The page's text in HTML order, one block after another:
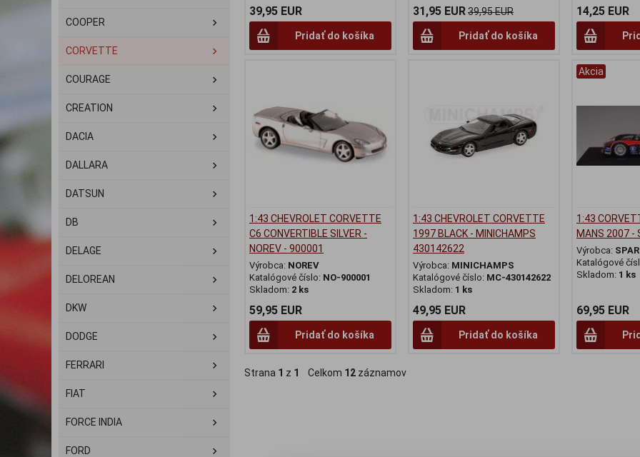
COOPER
CORVETTE
COURAGE
CREATION
DACIA
DALLARA
DATSUN
DB
DELAGE
DELOREAN
DKW
DODGE
FERRARI
FIAT
FORCE INDIA
FORD
39,95 EUR
Pridať do košíka
31,95 EUR39,95 EUR
Pridať do košíka
14,25 EUR
1:43 CHEVROLET CORVETTE
C6 CONVERTIBLE SILVER -
NOREV - 900001
Výrobca: NOREV
Katalógové číslo: NO-900001
Skladom: 2 ks
59,95 EUR
Pridať do košíka
1:43 CHEVROLET CORVETTE
1997 BLACK - MINICHAMPS
430142622
Výrobca: MINICHAMPS
Katalógové číslo: MC-430142622
Skladom: 1 ks
49,95 EUR
Pridať do košíka
Akcia
1:43
MANS 2007 -
Výrobca:
Katalógové
Skladom: 1 ks
69,95 EUR
Strana 1 z 1 Celkom 12 záznamov